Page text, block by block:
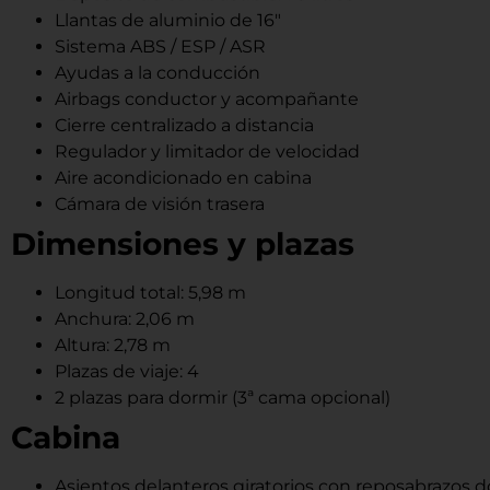
Llantas de aluminio de 16″
Sistema ABS / ESP / ASR
Ayudas a la conducción
Airbags conductor y acompañante
Cierre centralizado a distancia
Regulador y limitador de velocidad
Aire acondicionado en cabina
Cámara de visión trasera
Dimensiones y plazas
Longitud total: 5,98 m
Anchura: 2,06 m
Altura: 2,78 m
Plazas de viaje: 4
2 plazas para dormir (3ª cama opcional)
Cabina